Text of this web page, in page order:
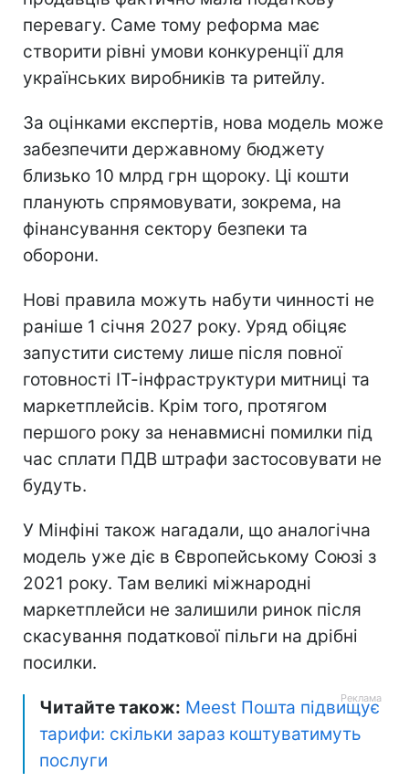
перевагу. Саме тому реформа має
створити рівні умови конкуренції для
українських виробників та ритейлу.
За оцінками експертів, нова модель може
забезпечити державному бюджету
близько 10 млрд грн щороку. Ці кошти
планують спрямовувати, зокрема, на
фінансування сектору безпеки та
оборони.
Нові правила можуть набути чинності не
раніше 1 січня 2027 року. Уряд обіцяє
запустити систему лише після повної
готовності ІТ-інфраструктури митниці та
маркетплейсів. Крім того, протягом
першого року за ненавмисні помилки під
час сплати ПДВ штрафи застосовувати не
будуть.
У Мінфіні також нагадали, що аналогічна
модель уже діє в Європейському Союзі з
2021 року. Там великі міжнародні
маркетплейси не залишили ринок після
скасування податкової пільги на дрібні
посилки.
Читайте також: Meest Пошта підвищує
тарифи: скільки зараз коштуватимуть
послуги